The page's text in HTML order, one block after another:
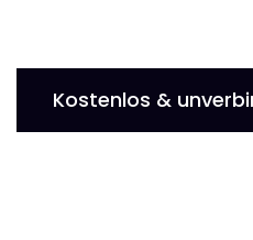
Kostenlos &